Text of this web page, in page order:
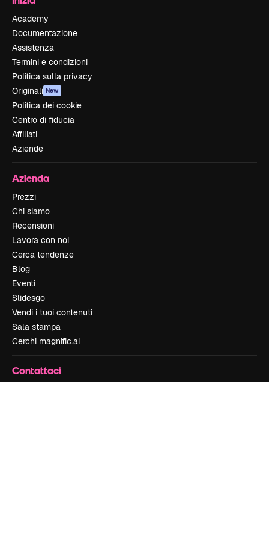
Academy
Documentazione
Assistenza
Termini e condizioni
Politica sulla privacy
Originali New
Politica dei cookie
Centro di fiducia
Affiliati
Aziende
Azienda
Prezzi
Chi siamo
Recensioni
Lavora con noi
Cerca tendenze
Blog
Eventi
Slidesgo
Vendi i tuoi contenuti
Sala stampa
Cerchi magnific.ai
Contattaci